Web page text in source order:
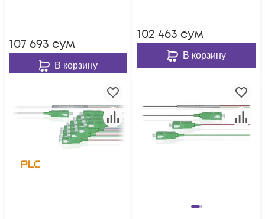
107 693 сум
В корзину
102 463 сум
В корзину